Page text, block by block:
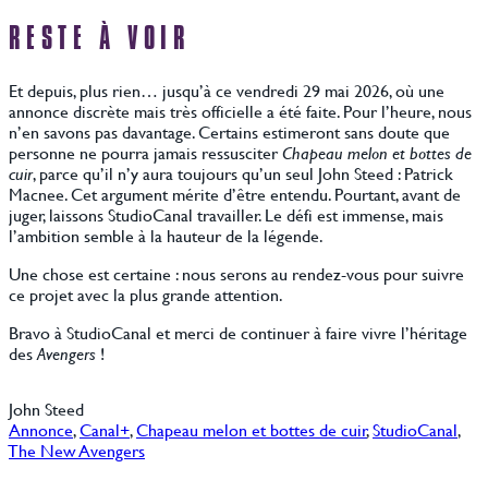
RESTE À VOIR
Et depuis, plus rien… jusqu’à ce vendredi 29 mai 2026, où une
annonce discrète mais très officielle a été faite. Pour l’heure, nous
n’en savons pas davantage. Certains estimeront sans doute que
personne ne pourra jamais ressusciterChapeau melon et bottes de
cuir, parce qu’il n’y aura toujours qu’un seul John Steed : Patrick
Macnee. Cet argument mérite d’être entendu. Pourtant, avant de
juger, laissons StudioCanal travailler. Le défi est immense, mais
l’ambition semble à la hauteur de la légende.
Une chose est certaine : nous serons au rendez-vous pour suivre
ce projet avec la plus grande attention.
Bravo à StudioCanal et merci de continuer à faire vivre l’héritage
desAvengers !
John Steed
Annonce, Canal+, Chapeau melon et bottes de cuir, StudioCanal
The New Avengers